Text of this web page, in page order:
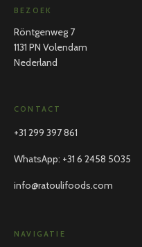
BEZOEK
Röntgenweg 7
1131 PN Volendam
Nederland
CONTACT
+31 299 397 861
WhatsApp: +31 6 2458 5035
info@ratoulifoods.com
NAVIGATIE